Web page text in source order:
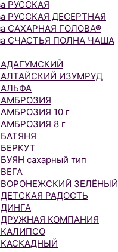
РУССКАЯ
РУССКАЯ ДЕСЕРТНАЯ
САХАРНАЯ ГОЛОВА®
СЧАСТЬЯ ПОЛНА ЧАША
АДАГУМСКИЙ
АЛТАЙСКИЙ ИЗУМРУД
АЛЬФА
АМБРОЗИЯ
АМБРОЗИЯ 10 г
АМБРОЗИЯ 8 г
БАТЯНЯ
БЕРКУТ
сахарный тип
ВОРОНЕЖСКИЙ ЗЕЛЁНЫЙ
ДЕТСКАЯ РАДОСТЬ
ДИНГА
ДРУЖНАЯ КОМПАНИЯ
КАЛИПСО
КАСКАДНЫЙ